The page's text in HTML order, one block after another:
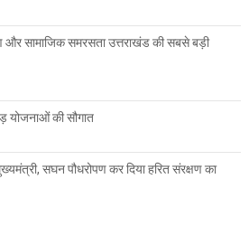
और सामाजिक समरसता उत्तराखंड की सबसे बड़ी
योजनाओं की सौगात
सघन पौधरोपण कर दिया हरित संरक्षण का